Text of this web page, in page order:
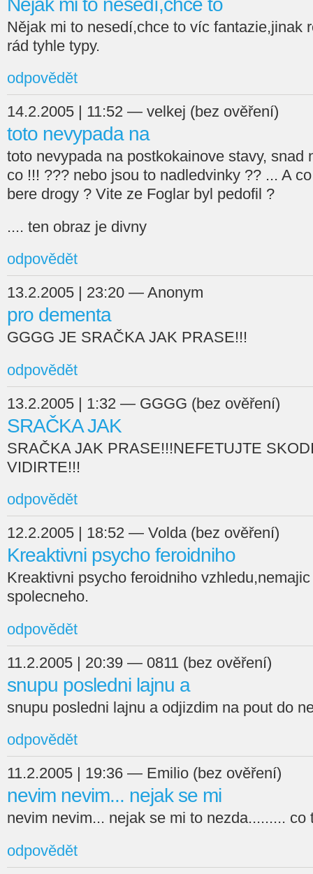
Nějak mi to nesedí,chce to víc fantazie,jinak
rád tyhle typy.
odpovědět
14.2.2005 | 11:52 — velkej (bez ověření)
toto nevypada na
toto nevypada na postkokainove stavy, snad
co !!! ??? nebo jsou to nadledvinky ?? ... A
bere drogy ? Vite ze Foglar byl pedofil ?
.... ten obraz je divny
odpovědět
13.2.2005 | 23:20 — Anonym
pro dementa
GGGG JE SRAČKA JAK PRASE!!!
odpovědět
13.2.2005 | 1:32 — GGGG (bez ověření)
SRAČKA JAK
SRAČKA JAK PRASE!!!NEFETUJTE
VIDIRTE!!!
odpovědět
12.2.2005 | 18:52 — Volda (bez ověření)
Kreaktivni psycho feroidniho
Kreaktivni psycho feroidniho
spolecneho.
odpovědět
11.2.2005 | 20:39 — 0811 (bez ověření)
snupu posledni lajnu a
snupu posledni lajnu a odjizdim na pout do
odpovědět
11.2.2005 | 19:36 — Emilio (bez ověření)
nevim nevim... nejak se mi
nevim nevim... nejak se mi to nezda......... co
odpovědět